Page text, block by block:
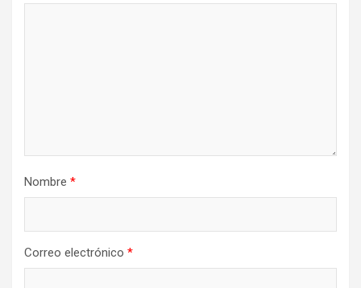
Nombre *
Correo electrónico *